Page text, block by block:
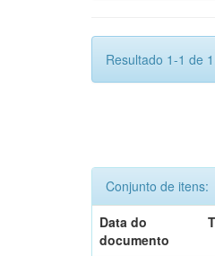
Resultado 1-1 de
Conjunto de itens:
Data do
documento